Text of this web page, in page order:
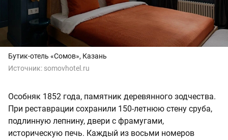
Бутик-отель «Сомов», Казань
Источник: somovhotel.ru
Особняк 1852 года, памятник деревянного зодчества.
При реставрации сохранили 150-летнюю стену сруба,
подлинную лепнину, двери с фрамугами,
историческую печь. Каждый из восьми номеров